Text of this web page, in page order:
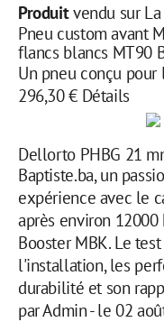
Produitvendu sur
Pneu custom avant
flancs blancs MT90
Un pneu conçu pour
296,30 € Détails
Dellorto PHBG 21
Baptiste.ba, un
expérience avec le
après environ
Booster MBK. Le
l'installation, les
durabilité et son
parAdmin-le 02